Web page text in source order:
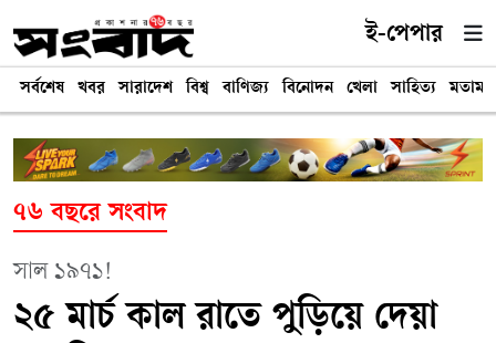
ই-পেপার
সর্বশেষ খবর সারাদেশ বিশ্ব বাণিজ্য বিনোদন খেলা সাহিত্য মতামত
৭৬ বছরে সংবাদ
সাল ১৯৭১!
২৫ মার্চ কাল রাতে পুড়িয়ে দেয়া